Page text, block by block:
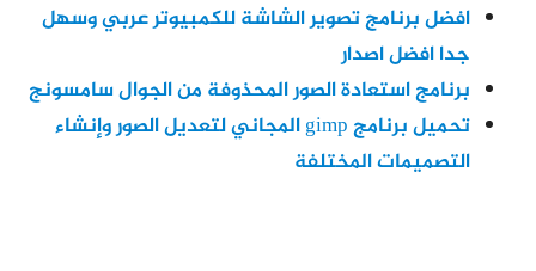
افضل برنامج تصوير الشاشة للكمبيوتر عربي وسهل
جدا افضل اصدار
برنامج استعادة الصور المحذوفة من الجوال سامسونج
تحميل برنامج gimp المجاني لتعديل الصور وإنشاء
التصميمات المختلفة